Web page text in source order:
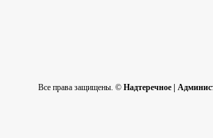
Все права защищены. © Надтеречное |